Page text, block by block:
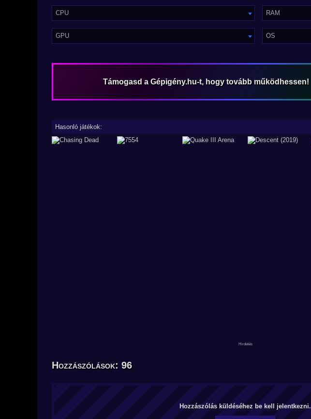
CPU RAM
GPU OS
Támogasd a Gépigény.hu-t, hogy tovább működhessen!
Hasonló játékok:
Hozzászólások: 96
Hozzászólás küldéséhez be kell jelentkezni.